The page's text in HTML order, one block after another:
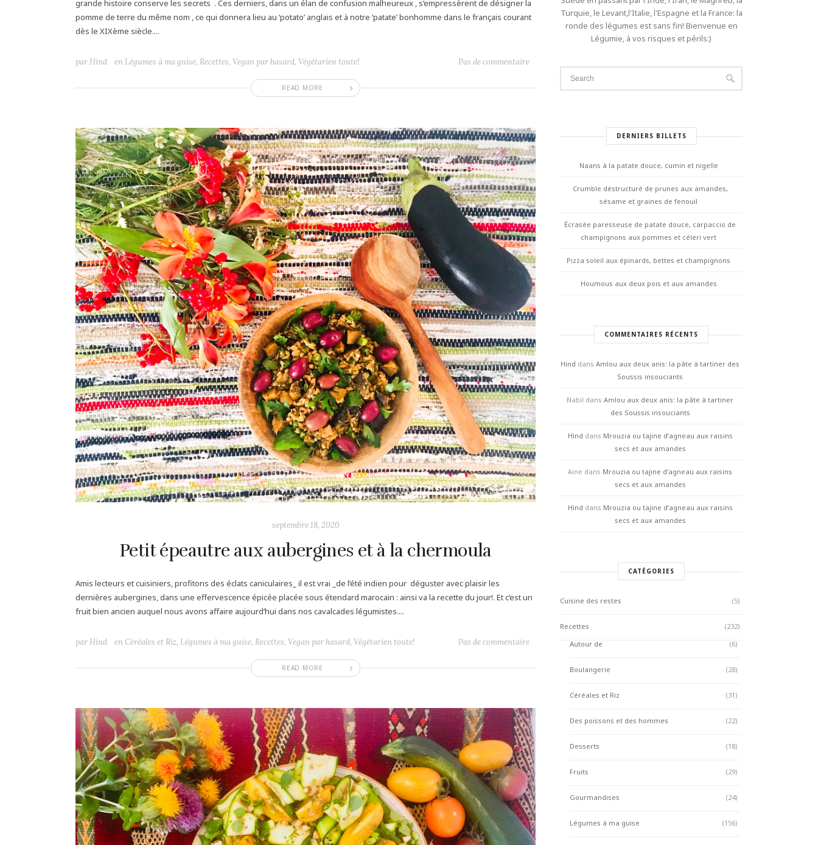
grande histoire conserve les secrets . Ces derniers, dans un élan de confusion malheureux , s’empressèrent de désigner la
pomme de terre du même nom , ce qui donnera lieu au ‘potato’ anglais et à notre ‘patate’ bonhomme dans le français courant
dès le XIXème siècle....
READ MORE
par Hind en Légumes à ma guise, Recettes, Vegan par hasard, Végétarien toute! Pas de commentaire
septembre 18, 2020
Petit épeautre aux aubergines et à la chermoula
Amis lecteurs et cuisiniers, profitons des éclats caniculaires_ il est vrai _de l’été indien pour déguster avec plaisir les
dernières aubergines, dans une effervescence épicée placée sous étendard marocain : ainsi va la recette du jour!. Et c’est un
fruit bien ancien auquel nous avons affaire aujourd’hui dans nos cavalcades légumistes....
READ MORE
par Hind enCéréales et Riz, Légumes à ma guise, Recettes, Vegan par hasard, Végétarien toute! Pas de commentaire
Turquie, le Levant,l'Italie, l'Espagne et la France: la
ronde des légumes est sans fin! Bienvenue en
Légumie, à vos risques et périls:)
DERNIERS BILLETS
Naans à la patate douce, cumin et nigelle
Crumble déstructuré de prunes aux amandes,
sésame et graines de fenouil
Écrasée paresseuse de patate douce, carpaccio de
champignons aux pommes et céleri vert
Pizza soleil aux épinards, bettes et champignons
Houmous aux deux pois et aux amandes
COMMENTAIRES RÉCENTS
Hind dans Amlou aux deux anis: la pâte à tartiner des
Soussis insouciants
Nabil dans Amlou aux deux anis: la pâte à tartiner
des Soussis insouciants
Hind dans Mrouzia ou tajine d’agneau aux raisins
secs et aux amandes
Aine dans Mrouzia ou tajine d’agneau aux raisins
secs et aux amandes
Hind dans Mrouzia ou tajine d’agneau aux raisins
secs et aux amandes
CATÉGORIES
Cuisine des restes (5)
Recettes
(232)
Autour de
(6)
Boulangerie (28)
Céréales et Riz (31)
Des poissons et des hommes (22)
Desserts (18)
Fruits (29)
Gourmandises (24)
Légumes à ma guise (156)